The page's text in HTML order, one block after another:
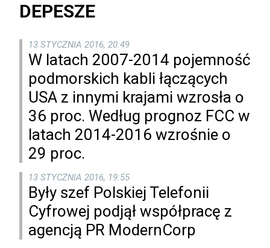
DEPESZE
13 STYCZNIA 2016, 20:49
W latach 2007-2014 pojemność
podmorskich kabli łączących
USA z innymi krajami wzrosła o
36 proc. Według prognoz FCC w
latach 2014-2016 wzrośnie o
29 proc.
13 STYCZNIA 2016, 19:55
Były szef Polskiej Telefonii
Cyfrowej podjął współpracę z
agencją PR ModernCorp